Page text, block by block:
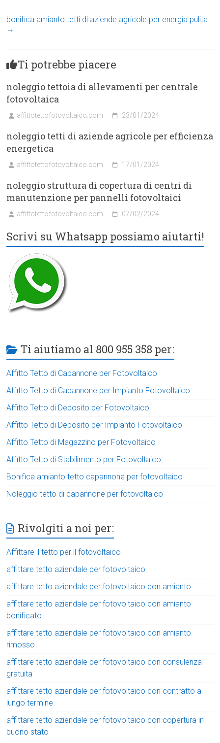
bonifica amianto tetti di aziende agricole per energia pulita
→
Ti potrebbe piacere
noleggio tettoia di allevamenti per centrale
fotovoltaica
affittotettofotovoltaico.com 23/01/2024
noleggio tetti di aziende agricole per efficienza
energetica
affittotettofotovoltaico.com 17/01/2024
noleggio struttura di copertura di centri di
manutenzione per pannelli fotovoltaici
affittotettofotovoltaico.com 07/02/2024
Scrivi su Whatsapp possiamo aiutarti!
Ti aiutiamo al 800 955 358 per:
Affitto Tetto di Capannone per Fotovoltaico
Affitto Tetto di Capannone per Impianto Fotovoltaico
Affitto Tetto di Deposito per Fotovoltaico
Affitto Tetto di Deposito per Impianto Fotovoltaico
Affitto Tetto di Magazzino per Fotovoltaico
Affitto Tetto di Stabilimento per Fotovoltaico
Bonifica amianto tetto capannone per fotovoltaico
Noleggio tetto di capannone per fotovoltaico
Rivolgiti a noi per:
Affittare il tetto per il fotovoltaico
affittare tetto aziendale per fotovoltaico
affittare tetto aziendale per fotovoltaico con amianto
affittare tetto aziendale per fotovoltaico con amianto
bonificato
affittare tetto aziendale per fotovoltaico con amianto
rimosso
affittare tetto aziendale per fotovoltaico con consulenza
gratuita
affittare tetto aziendale per fotovoltaico con contratto a
lungo termine
affittare tetto aziendale per fotovoltaico con copertura in
buono stato